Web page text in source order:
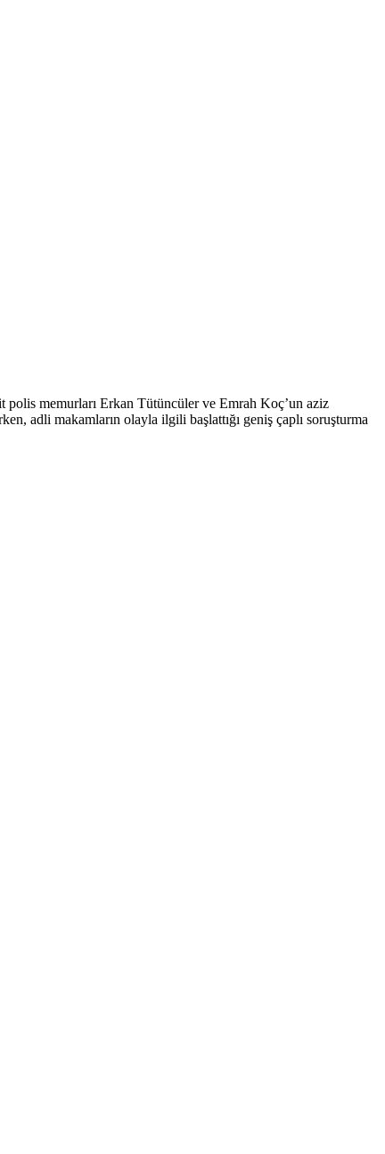
polis memurları Erkan Tütüncüler ve Emrah Koç’un aziz
adli makamların olayla ilgili başlattığı geniş çaplı soruşturma